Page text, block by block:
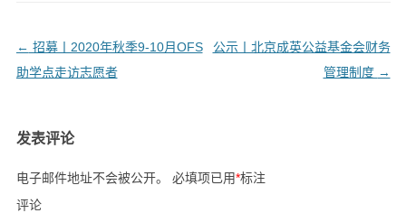
文
章
← 招募丨2020年秋季9-10月OFS
助学点走访志愿者
公示丨北京成英公益基金会财务
管理制度 →
发表评论
电子邮件地址不会被公开。 必填项已用*标注
评论